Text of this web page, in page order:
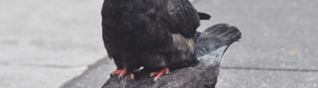
CONNECTEZ-VOUS